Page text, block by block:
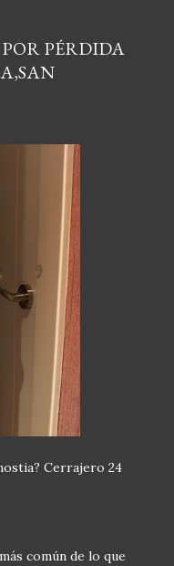
PÉRDIDA
Cerrajero 24
común de lo que